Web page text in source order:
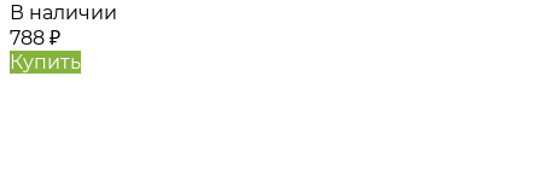
В наличии
788 ₽
Купить